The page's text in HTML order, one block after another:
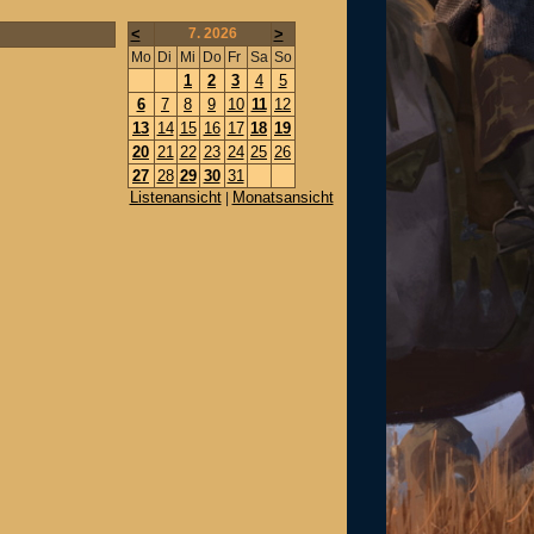
< 7. 2026 >
Mo Di Mi Do Fr Sa So
1 2 3 4
5
6
7 8 9 10 11 12
13 14 15 16 17 18 19
20 21 22 23 24 25 26
27 28 29 30 31
Listenansicht| Monatsansicht